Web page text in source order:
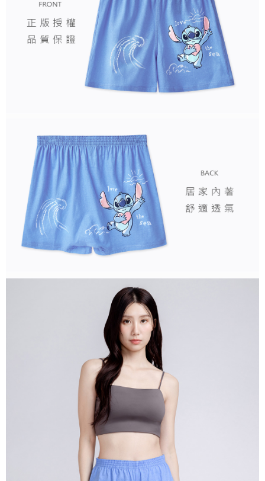
付款後全家取貨
每筆NT$80，滿NT$859(含以上)免運費
7-11取貨付款
每筆NT$80，滿NT$899(含以上)免運費
每筆NT$85，滿NT$859(含以上)免運費